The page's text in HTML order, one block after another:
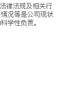
律法规及相关行
况等是公司现状
学性负责。